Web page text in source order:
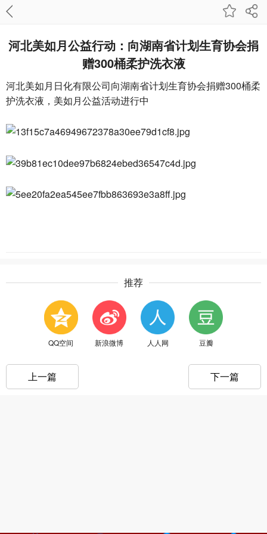
河北美如月公益行动：向湖南省计划生育协会捐
赠300桶柔护洗衣液
河北美如月日化有限公司向湖南省计划生育协会捐赠300桶柔
护洗衣液，美如月公益活动进行中
推荐
QQ空间 新浪微博 人人网 豆瓣
上一篇 下一篇